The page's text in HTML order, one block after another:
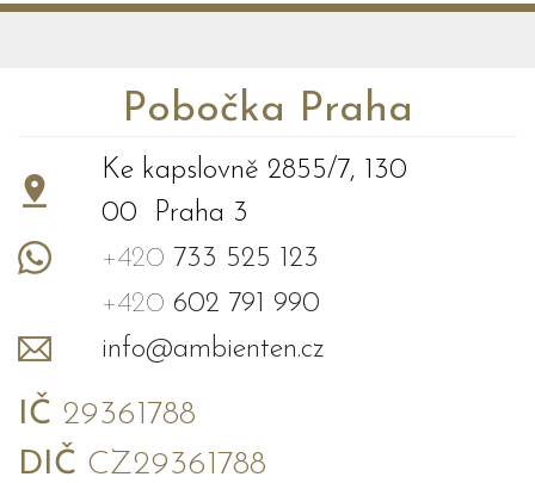
Pobočka Praha
Ke kapslovně 2855/7, 130
00 Praha 3
+420 733 525 123
+420 602 791 990
info@ambienten.cz
IČ 29361788
DIČ CZ29361788